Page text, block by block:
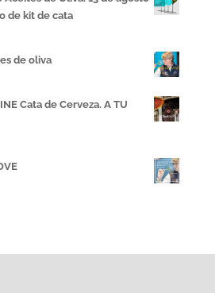
de kit de cata
de oliva
Cata de Cerveza. A TU